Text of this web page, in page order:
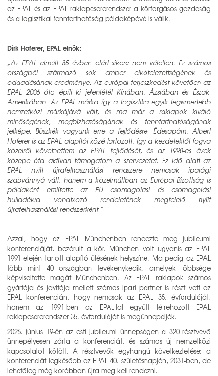
az EPAL és az EPAL raklapcsererendszer a körforgásos gazdaság
és a logisztikai fenntarthatóság példaképévé is válik.
Dirk Hoferer, EPAL elnök:
„Az EPAL elmúlt 35 évben elért sikere nem véletlen. Ez számos
országból származó sok ember elkötelezettségének és
odaadásának eredménye. Az európai terjeszkedést követően az
EPAL 2006 óta építi ki jelenlétét Kínában, Ázsiában és Észak-
Amerikában. Az EPAL márka így a logisztika egyik legismertebb
nemzetközi márkájává vált, és ma már a raklapok kiváló
minőségének, megbízhatóságának és fenntarthatóságának
jelképe. Büszkék vagyunk erre a fejlődésre. Édesapám, Albert
Hoferer is az EPAL alapítói közé tartozott, így a kezdetektől fogva
közelről követhettem az EPAL fejlődését, és az 1990-es évek
közepe óta aktívan támogatom a szervezetet. Ez idő alatt az
EPAL nyílt újrafelhasználási rendszere nemcsak iparági
szabvánnyá vált, hanem a közelmúltban az Európai Bizottság is
példaként említette az EU csomagolási és csomagolási
hulladékra vonatkozó rendeletének megfelelő nyílt
újrafelhasználási rendszerként.”
Azzal, hogy az EPAL Münchenben rendezte meg jubileumi
konferenciáját, bezárult a kör. München volt ugyanis az EPAL
1991 elején tartott alapító ülésének helyszíne. Ma pedig az EPAL
több mint 40 országban tevékenykedik, amelyek többsége
képviseltette magát Münchenben. Az EPAL raklapok számos
gyártója és javítója mellett számos ipari partner is részt vett az
EPAL konferencián, hogy nemcsak az EPAL 35. évfordulóját,
hanem az 1991-ben az EPAL-lal együtt létrehozott EPAL
raklapcsererendszer 35. évfordulóját is megünnepeljék.
2026. június 19-én az esti jubileumi ünnepségen a 320 résztvevő
ünnepélyesen zárta a konferenciát, és számos új nemzetközi
kapcsolatot kötött. A résztvevők egyhangú következtetése: a
konferenciát legkésőbb az EPAL 40. születésnapján, 2031-ben, de
lehetőleg még korábban újra meg kell rendezni.